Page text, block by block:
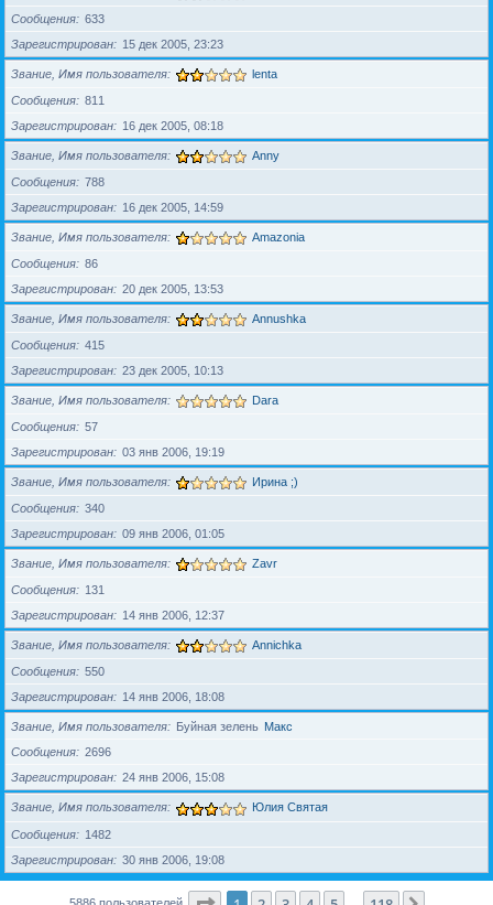
Сообщения
633
Зарегистрирован
15 дек 2005, 23:23
Звание, Имя пользователя lenta
Сообщения
811
Зарегистрирован
16 дек 2005, 08:18
Звание, Имя пользователя Anny
Сообщения
788
Зарегистрирован
16 дек 2005, 14:59
Звание, Имя пользователя Amazonia
Сообщения
86
Зарегистрирован
20 дек 2005, 13:53
Звание, Имя пользователя Annushka
Сообщения
415
Зарегистрирован
23 дек 2005, 10:13
Звание, Имя пользователя Dara
Сообщения
57
Зарегистрирован
03 янв 2006, 19:19
Звание, Имя пользователя Ирина ;)
Сообщения
340
Зарегистрирован
09 янв 2006, 01:05
Звание, Имя пользователя Zavr
Сообщения
131
Зарегистрирован
14 янв 2006, 12:37
Звание, Имя пользователя Annichka
Сообщения
550
Зарегистрирован
14 янв 2006, 18:08
Звание, Имя пользователя Буйная зелень Макс
Сообщения
2696
Зарегистрирован
24 янв 2006, 15:08
Звание, Имя пользователя Юлия Святая
Сообщения
1482
Зарегистрирован
30 янв 2006, 19:08
5886 пользователей